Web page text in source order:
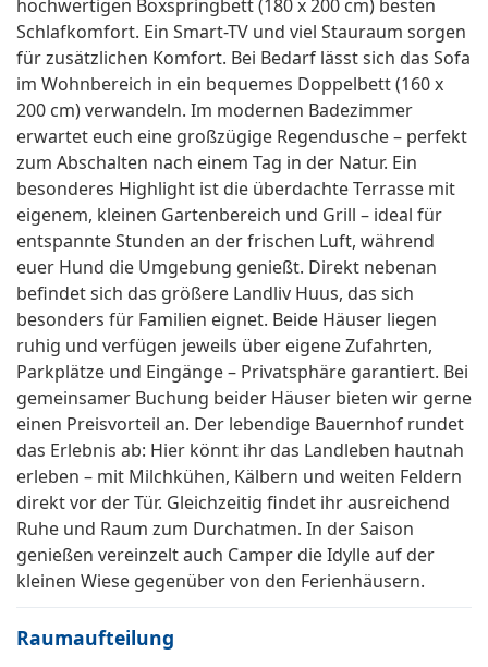
hochwertigen Boxspringbett (180 x 200 cm) besten
Schlafkomfort. Ein Smart-TV und viel Stauraum sorgen
für zusätzlichen Komfort. Bei Bedarf lässt sich das Sofa
im Wohnbereich in ein bequemes Doppelbett (160 x
200 cm) verwandeln. Im modernen Badezimmer
erwartet euch eine großzügige Regendusche – perfekt
zum Abschalten nach einem Tag in der Natur. Ein
besonderes Highlight ist die überdachte Terrasse mit
eigenem, kleinen Gartenbereich und Grill – ideal für
entspannte Stunden an der frischen Luft, während
euer Hund die Umgebung genießt. Direkt nebenan
befindet sich das größere Landliv Huus, das sich
besonders für Familien eignet. Beide Häuser liegen
ruhig und verfügen jeweils über eigene Zufahrten,
Parkplätze und Eingänge – Privatsphäre garantiert. Bei
gemeinsamer Buchung beider Häuser bieten wir gerne
einen Preisvorteil an. Der lebendige Bauernhof rundet
das Erlebnis ab: Hier könnt ihr das Landleben hautnah
erleben – mit Milchkühen, Kälbern und weiten Feldern
direkt vor der Tür. Gleichzeitig findet ihr ausreichend
Ruhe und Raum zum Durchatmen. In der Saison
genießen vereinzelt auch Camper die Idylle auf der
kleinen Wiese gegenüber von den Ferienhäusern.
Raumaufteilung